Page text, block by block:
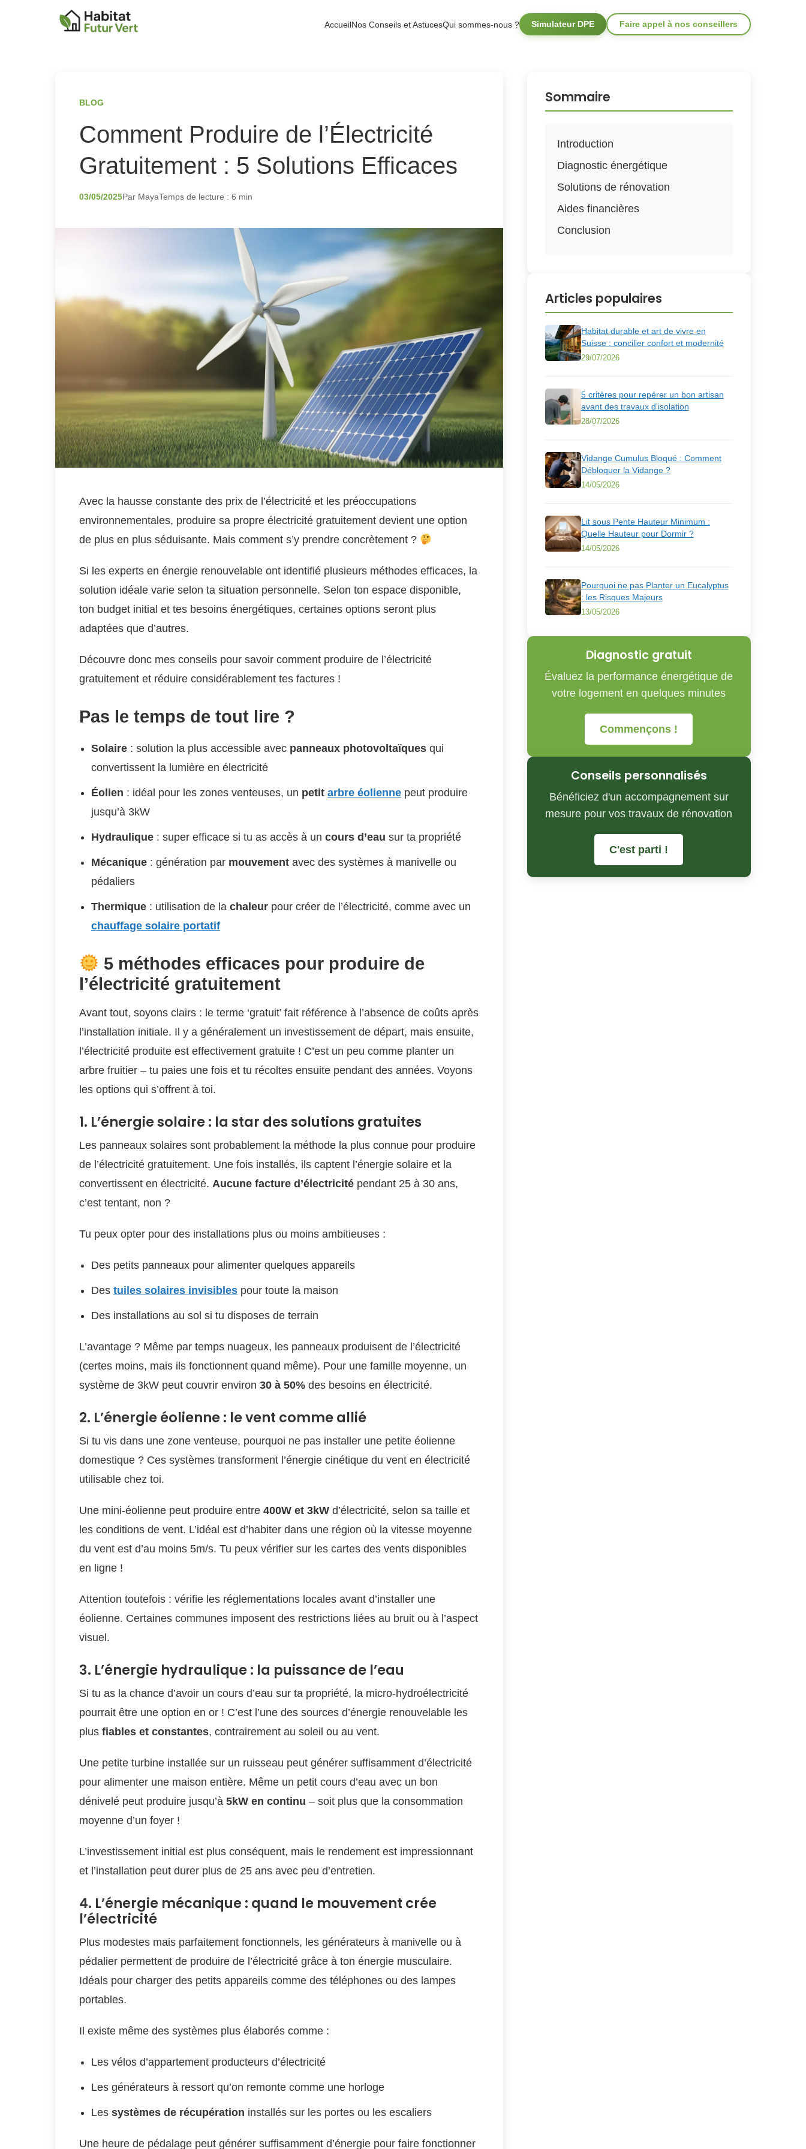
AccueilNos Conseils et AstucesQui sommes-nous ? Simulateur DPE Faire appel à nos conseillers
BLOG
Comment Produire de l’Électricité
Gratuitement : 5 Solutions Efficaces
03/05/2025Par MayaTemps de lecture : 6 min
Avec la hausse constante des prix de l’électricité et les préoccupations
environnementales, produire sa propre électricité gratuitement devient une option
de plus en plus séduisante. Mais comment s’y prendre concrètement ?
Si les experts en énergie renouvelable ont identifié plusieurs méthodes efficaces, la
solution idéale varie selon ta situation personnelle. Selon ton espace disponible,
ton budget initial et tes besoins énergétiques, certaines options seront plus
adaptées que d’autres.
Découvre donc mes conseils pour savoir comment produire de l’électricité
gratuitement et réduire considérablement tes factures !
Pas le temps de tout lire ?
Solaire : solution la plus accessible avec panneaux photovoltaïques qui
convertissent la lumière en électricité
Éolien : idéal pour les zones venteuses, un petit arbre éolienne peut produire
jusqu’à 3kW
Hydraulique : super efficace si tu as accès à un cours d’eau sur ta propriété
Mécanique : génération par mouvement avec des systèmes à manivelle ou
pédaliers
Thermique : utilisation de la chaleur pour créer de l’électricité, comme avec un
chauffage solaire portatif
5 méthodes efficaces pour produire de
l’électricité gratuitement
Avant tout, soyons clairs : le terme ‘gratuit’ fait référence à l’absence de coûts après
l’installation initiale. Il y a généralement un investissement de départ, mais ensuite,
l’électricité produite est effectivement gratuite ! C’est un peu comme planter un
arbre fruitier – tu paies une fois et tu récoltes ensuite pendant des années. Voyons
les options qui s’offrent à toi.
1. L’énergie solaire : la star des solutions gratuites
Les panneaux solaires sont probablement la méthode la plus connue pour produire
de l’électricité gratuitement. Une fois installés, ils captent l’énergie solaire et la
convertissent en électricité. Aucune facture d’électricité pendant 25 à 30 ans,
c’est tentant, non ?
Tu peux opter pour des installations plus ou moins ambitieuses :
Des petits panneaux pour alimenter quelques appareils
Des tuiles solaires invisibles pour toute la maison
Des installations au sol si tu disposes de terrain
L’avantage ? Même par temps nuageux, les panneaux produisent de l’électricité
(certes moins, mais ils fonctionnent quand même). Pour une famille moyenne, un
système de 3kW peut couvrir environ 30 à 50% des besoins en électricité.
2. L’énergie éolienne : le vent comme allié
Si tu vis dans une zone venteuse, pourquoi ne pas installer une petite éolienne
domestique ? Ces systèmes transforment l’énergie cinétique du vent en électricité
utilisable chez toi.
Une mini-éolienne peut produire entre 400W et 3kW d’électricité, selon sa taille et
les conditions de vent. L’idéal est d’habiter dans une région où la vitesse moyenne
du vent est d’au moins 5m/s. Tu peux vérifier sur les cartes des vents disponibles
en ligne !
Attention toutefois : vérifie les réglementations locales avant d’installer une
éolienne. Certaines communes imposent des restrictions liées au bruit ou à l’aspect
visuel.
3. L’énergie hydraulique : la puissance de l’eau
Si tu as la chance d’avoir un cours d’eau sur ta propriété, la micro-hydroélectricité
pourrait être une option en or ! C’est l’une des sources d’énergie renouvelable les
plus fiables et constantes, contrairement au soleil ou au vent.
Une petite turbine installée sur un ruisseau peut générer suffisamment d’électricité
pour alimenter une maison entière. Même un petit cours d’eau avec un bon
dénivelé peut produire jusqu’à 5kW en continu – soit plus que la consommation
moyenne d’un foyer !
L’investissement initial est plus conséquent, mais le rendement est impressionnant
et l’installation peut durer plus de 25 ans avec peu d’entretien.
4. L’énergie mécanique : quand le mouvement crée
l’électricité
Plus modestes mais parfaitement fonctionnels, les générateurs à manivelle ou à
pédalier permettent de produire de l’électricité grâce à ton énergie musculaire.
Idéals pour charger des petits appareils comme des téléphones ou des lampes
portables.
Il existe même des systèmes plus élaborés comme :
Les vélos d’appartement producteurs d’électricité
Les générateurs à ressort qu’on remonte comme une horloge
Les systèmes de récupération installés sur les portes ou les escaliers
Une heure de pédalage peut générer suffisamment d’énergie pour faire fonctionner
Sommaire
Introduction
Diagnostic énergétique
Solutions de rénovation
Aides financières
Conclusion
Articles populaires
Habitat durable et art de vivre en
Suisse : concilier confort et modernité
29/07/2026
5 critères pour repérer un bon artisan
avant des travaux d'isolation
28/07/2026
Vidange Cumulus Bloqué : Comment
Débloquer la Vidange ?
14/05/2026
Lit sous Pente Hauteur Minimum :
Quelle Hauteur pour Dormir ?
14/05/2026
Pourquoi ne pas Planter un Eucalyptus
: les Risques Majeurs
13/05/2026
Diagnostic gratuit
Évaluez la performance énergétique de
votre logement en quelques minutes
Commençons !
Conseils personnalisés
Bénéficiez d'un accompagnement sur
mesure pour vos travaux de rénovation
C'est parti !